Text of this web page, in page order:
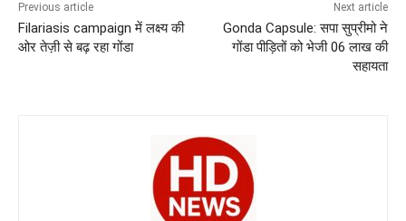
o
k
p
Previous article
Filariasis campaign में लक्ष्य की
ओर तेज़ी से बढ़ रहा गोंडा
Next article
Gonda Capsule: सपा सुप्रीमो ने
गोंडा पीड़ितों को भेजी 06 लाख की
सहायता